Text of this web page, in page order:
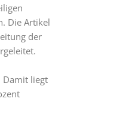
Die Artikel
der
Damit liegt